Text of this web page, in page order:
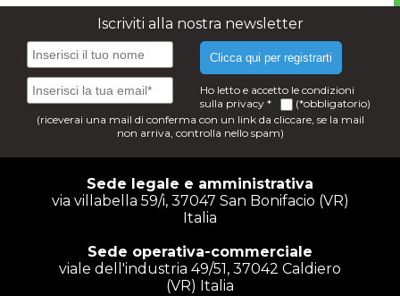
Iscriviti alla nostra newsletter
Clicca qui per registrarti
Ho letto e accetto le condizioni
sulla privacy *
(*obbligatorio)
(riceverai una mail di conferma con un link da cliccare, se la mail
non arriva, controlla nello spam)
Sede legale e amministrativa
via villabella 59/i, 37047 San Bonifacio (VR)
Italia
Sede operativa-commerciale
viale dell'industria 49/51, 37042 Caldiero
(VR) Italia